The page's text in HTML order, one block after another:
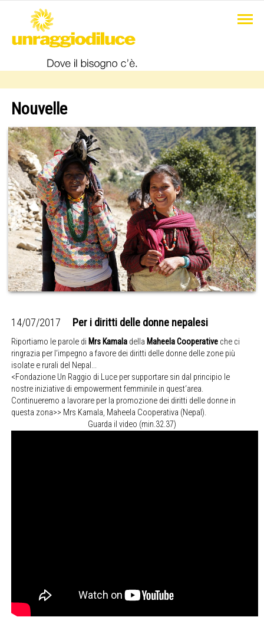
Nouvelle
14/07/2017 Per i diritti delle donne nepalesi
Riportiamo le parole di Mrs Kamala della Maheela Cooperative che ci
ringrazia per l‘impegno a favore dei diritti delle donne delle zone più
isolate e rurali del Nepal...
<Fondazione Un Raggio di Luce per supportare sin dal principio le
nostre iniziative di empowerment femminile in quest‘area.
Continueremo a lavorare per la promozione dei diritti delle donne in
questa zona>> Mrs Kamala, Maheela Cooperativa (Nepal).
Guarda il video (min.32.37)